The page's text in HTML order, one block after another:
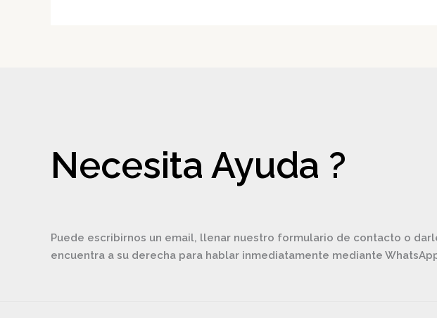
Necesita Ayuda ?
Puede escribirnos un email, llenar nuestro formulario de contacto o
encuentra a su derecha para hablar inmediatamente mediante